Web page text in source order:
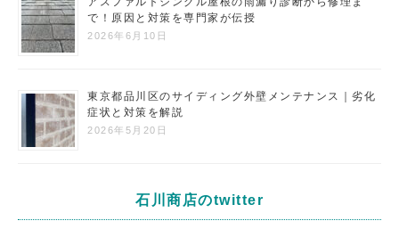
で！原因と対策を専門家が伝授
2026年6月10日
東京都品川区のサイディング外壁メンテナンス｜劣化
症状と対策を解説
2026年5月20日
石川商店のtwitter